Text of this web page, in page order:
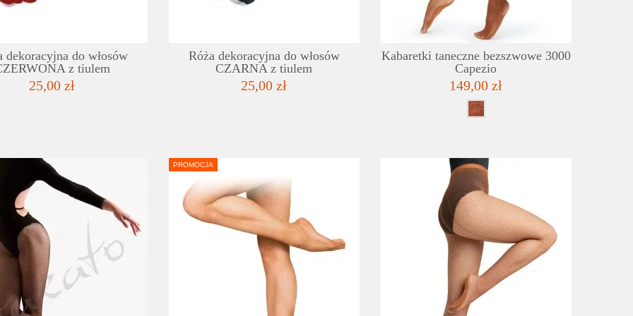
dekoracyjna do włosów
z tiulem
25,00 zł
Róża dekoracyjna do włosów
CZARNA z tiulem
25,00 zł
Kabaretki taneczne bezszwowe 3000
Capezio
149,00 zł
PROMOCJA